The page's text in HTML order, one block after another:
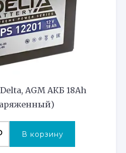
AGM АКБ 18Ah
В корзину